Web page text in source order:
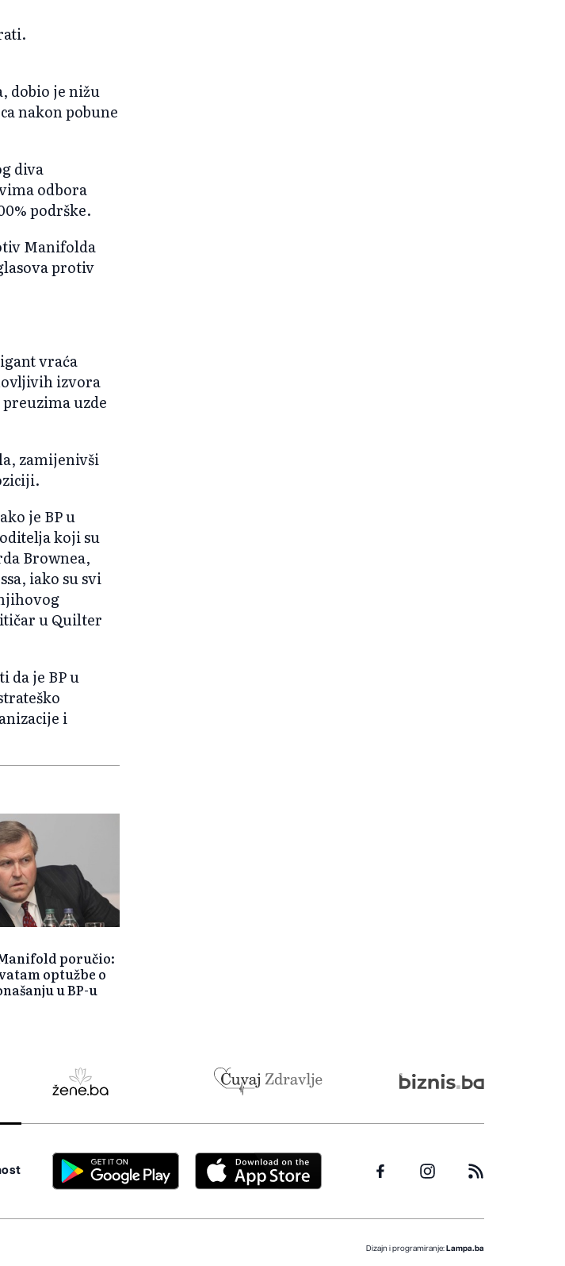
dobio je nižu
nakon pobune
diva
odbora
podrške.
Manifolda
protiv
vraća
izvora
uzde
zamijenivši
je BP u
koji su
Brownea,
iako su svi
u Quilter
da je BP u
i
poručio:
optužbe o
u BP-u
Dizajn i programiranje: Lampa.ba